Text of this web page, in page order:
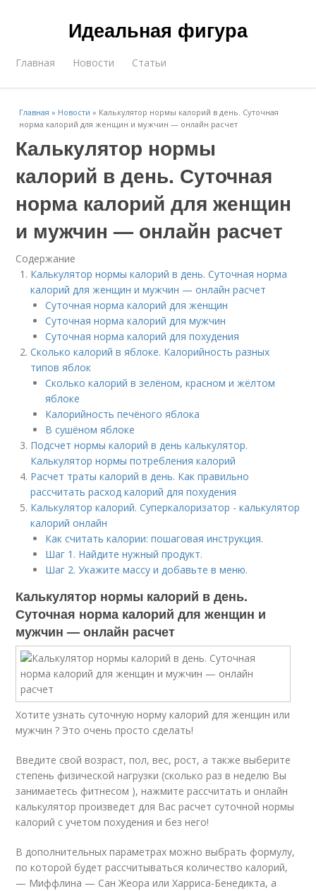
Идеальная фигура
Главная Новости Статьи
Главная » Новости » Калькулятор нормы калорий в день. Суточная
норма калорий для женщин и мужчин — онлайн расчет
Калькулятор нормы
калорий в день. Суточная
норма калорий для женщин
и мужчин — онлайн расчет
Содержание
Калькулятор нормы калорий в день. Суточная норма
калорий для женщин и мужчин — онлайн расчет
Суточная норма калорий для женщин
Суточная норма калорий для мужчин
Суточная норма калорий для похудения
Сколько калорий в яблоке. Калорийность разных
типов яблок
Сколько калорий в зелёном, красном и жёлтом
яблоке
Калорийность печёного яблока
В сушёном яблоке
Подсчет нормы калорий в день калькулятор.
Калькулятор нормы потребления калорий
Расчет траты калорий в день. Как правильно
рассчитать расход калорий для похудения
Калькулятор калорий. Суперкалоризатор - калькулятор
калорий онлайн
Как считать калории: пошаговая инструкция.
Шаг 1. Найдите нужный продукт.
Шаг 2. Укажите массу и добавьте в меню.
Калькулятор нормы калорий в день.
Суточная норма калорий для женщин и
мужчин — онлайн расчет
Хотите узнать суточную норму калорий для женщин или
мужчин ? Это очень просто сделать!
Введите свой возраст, пол, вес, рост, а также выберите
степень физической нагрузки (сколько раз в неделю Вы
занимаетесь фитнесом ), нажмите рассчитать и онлайн
калькулятор произведет для Вас расчет суточной нормы
калорий с учетом похудения и без него!
В дополнительных параметрах можно выбрать формулу,
по которой будет рассчитываться количество калорий,
— Миффлина — Сан Жеора или Харриса-Бенедикта, а